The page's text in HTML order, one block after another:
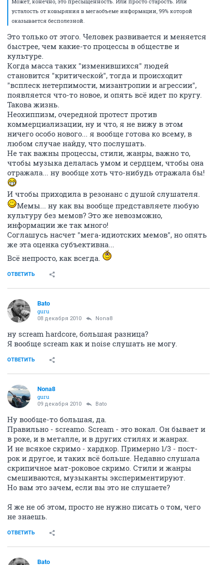
усталость от ковыряния в мегаобъеме информации, 99% которой
оказывается бесполезной.
Это только от этого. Человек развивается и меняется
быстрее, чем какие-то процессы в обществе и
культуре.
Когда масса таких "изменившихся" людей
становится "критической", тогда и происходит
"всплеск нетерпимости, мизантропии и агрессии",
появляется что-то новое, и опять всё идет по кругу.
Такова жизнь.
Неохиппизм, очередной протест против
коммерциализации, ну и что, я не вижу в этом
ничего особо нового... я вообще готова ко всему, в
любом случае найду, что послушать.
Не так важны процессы, стили, жанры, важно то,
чтобы музыка делалась умом и сердцем, чтобы она
отражала... ну вообще хоть что-нибудь отражала бы!
И чтобы приходила в резонанс с душой слушателя.
Мемы... ну как вы вообще представляете любую
культуру без мемов? Это же невозможно,
информации же так много!
Соглашусь насчет "мега-идиотских мемов", но опять
же эта оценка субъективна...
Всё непросто, как всегда.
ОТВЕТИТЬ
Bato
guru
08 декабря 2010 Nona8
ну scream hardcore, большая разница?
Я вообще scream как и noise слушать не могу.
ОТВЕТИТЬ
Nona8
guru
09 декабря 2010 Bato
Ну вообще-то большая, да.
Правильно - screamo. Scream - это вокал. Он бывает и
в роке, и в металле, и в других стилях и жанрах.
И не всякое скримо - хардкор. Примерно 1/3 - пост-
рок и другое, и таких всё больше. Недавно слушала
скрипичное мат-роковое скримо. Стили и жанры
смешиваются, музыканты экспериментируют.
Но вам это зачем, если вы это не слушаете?
Я же не об этом, просто не нужно писать о том, чего
не знаешь.
ОТВЕТИТЬ
Bato